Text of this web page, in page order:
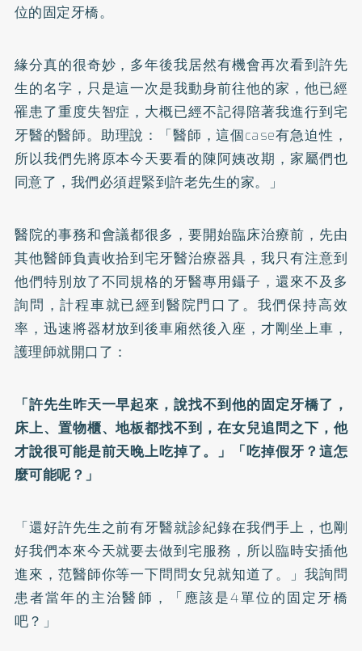
位的固定牙橋。
緣分真的很奇妙，多年後我居然有機會再次看到許先
生的名字，只是這一次是我動身前往他的家，他已經
罹患了重度失智症，大概已經不記得陪著我進行到宅
牙醫的醫師。助理說：「醫師，這個case有急迫性，
所以我們先將原本今天要看的陳阿姨改期，家屬們也
同意了，我們必須趕緊到許老先生的家。」
醫院的事務和會議都很多，要開始臨床治療前，先由
其他醫師負責收拾到宅牙醫治療器具，我只有注意到
他們特別放了不同規格的牙醫專用鑷子，還來不及多
詢問，計程車就已經到醫院門口了。我們保持高效
率，迅速將器材放到後車廂然後入座，才剛坐上車，
護理師就開口了：
「許先生昨天一早起來，說找不到他的固定牙橋了，
床上、置物櫃、地板都找不到，在女兒追問之下，他
才說很可能是前天晚上吃掉了。」「吃掉假牙？這怎
麼可能呢？」
「還好許先生之前有牙醫就診紀錄在我們手上，也剛
好我們本來今天就要去做到宅服務，所以臨時安插他
進來，范醫師你等一下問問女兒就知道了。」我詢問
患者當年的主治醫師，「應該是4單位的固定牙橋
吧？」